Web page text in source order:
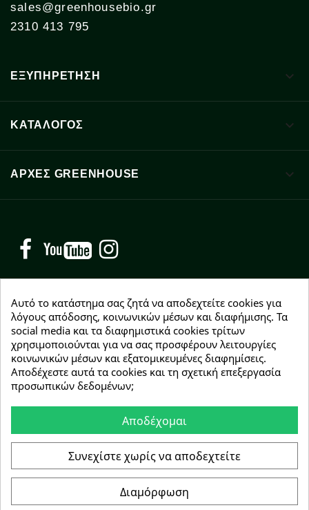
sales@greenhousebio.gr
2310 413 795
ΕΞΥΠΗΡΕΤΗΣΗ 
ΚΑΤΑΛΟΓΟΣ 
ΑΡΧΈΣ GREENHOUSE 
Facebook YouTube
NEWSLETTER
Εγγραφείτε δωρεάν και θα είστε οι πρώτοι που θα
λάβετε τα νέα μας γύρω από προσφορές, εκπτώσεις
και νέα προϊόντα.
Συμφωνώ με τουςόρους χρήσης
Copyright © 2026 Greenhousebio
Αυτό το κατάστημα σας ζητά να αποδεχτείτε cookies για
λόγους απόδοσης, κοινωνικών μέσων και διαφήμισης. Τα
social media και τα διαφημιστικά cookies τρίτων
χρησιμοποιούνται για να σας προσφέρουν λειτουργίες
κοινωνικών μέσων και εξατομικευμένες διαφημίσεις.
Αποδέχεστε αυτά τα cookies και τη σχετική επεξεργασία
προσωπικών δεδομένων;
Αποδέχομαι
Συνεχίστε χωρίς να αποδεχτείτε
Διαμόρφωση